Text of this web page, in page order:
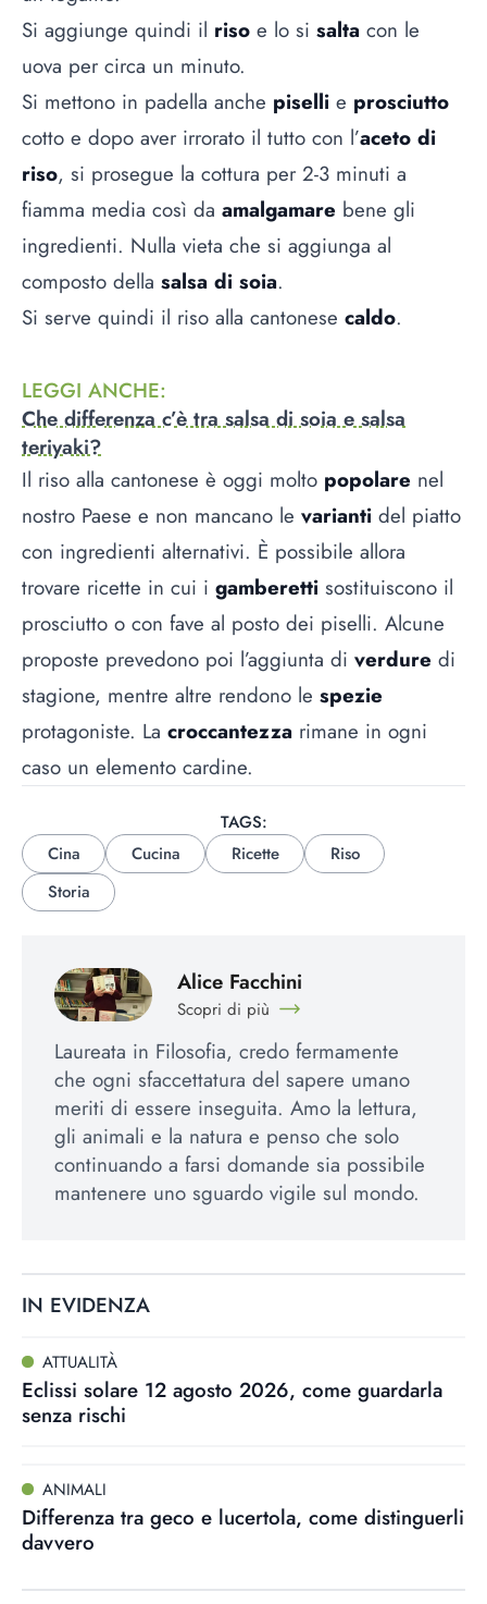
Si aggiunge quindi il riso e lo si salta con le
uova per circa un minuto.
Si mettono in padella anche piselli e prosciutto
cotto e dopo aver irrorato il tutto con l’aceto di
riso, si prosegue la cottura per 2-3 minuti a
fiamma media così da amalgamare bene gli
ingredienti. Nulla vieta che si aggiunga al
composto della salsa di soia.
Si serve quindi il riso alla cantonese caldo.
LEGGI ANCHE:
Che differenza c’è tra salsa di soia e salsa
teriyaki?
Il riso alla cantonese è oggi molto popolare nel
nostro Paese e non mancano le varianti del piatto
con ingredienti alternativi. È possibile allora
trovare ricette in cui i gamberetti sostituiscono il
prosciutto o con fave al posto dei piselli. Alcune
proposte prevedono poi l’aggiunta di verdure di
stagione, mentre altre rendono le spezie
protagoniste. La croccantezza rimane in ogni
caso un elemento cardine.
TAGS:
Cina
Cucina Ricette
Riso
Storia
Alice Facchini
Scopri di più
Laureata in Filosofia, credo fermamente
che ogni sfaccettatura del sapere umano
meriti di essere inseguita. Amo la lettura,
gli animali e la natura e penso che solo
continuando a farsi domande sia possibile
mantenere uno sguardo vigile sul mondo.
IN EVIDENZA
ATTUALITÀ
Eclissi solare 12 agosto 2026, come guardarla
senza rischi
ANIMALI
Differenza tra geco e lucertola, come distinguerli
davvero